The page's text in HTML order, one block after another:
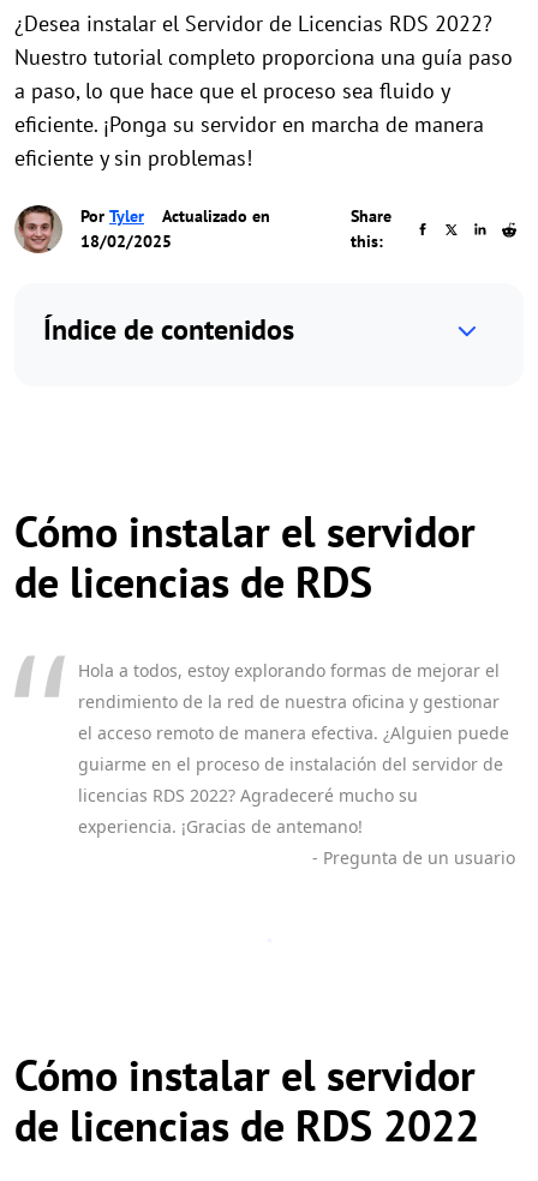
¿Desea instalar el Servidor de Licencias RDS 2022?
Nuestro tutorial completo proporciona una guía paso
a paso, lo que hace que el proceso sea fluido y
eficiente. ¡Ponga su servidor en marcha de manera
eficiente y sin problemas!
Por Tyler
Actualizado en
18/02/2025
Share
this:
Índice de contenidos
Cómo instalar el servidor
de licencias de RDS
Hola a todos, estoy explorando formas de mejorar el
rendimiento de la red de nuestra oficina y gestionar
el acceso remoto de manera efectiva. ¿Alguien puede
guiarme en el proceso de instalación del servidor de
licencias RDS 2022? Agradeceré mucho su
experiencia. ¡Gracias de antemano!
- Pregunta de un usuario
Cómo instalar el servidor
de licencias de RDS 2022